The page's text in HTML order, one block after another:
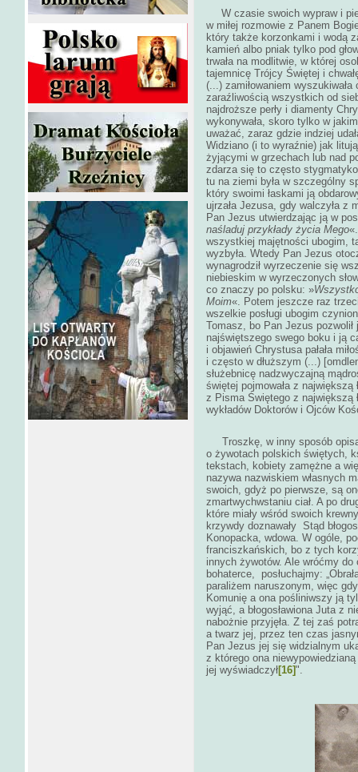
W czasie swoich wypraw i
w miłej rozmowie z Panem
który także korzonkami i wodą
kamień albo pniak tylko pod
trwała na modlitwie, w której
tajemnicę Trójcy Świętej i
(...) zamiłowaniem
zaraźliwością wszystkich od
najdroższe perły i diamenty
wykonywała, skoro tylko w
uważać, zaraz gdzie indziej
Widziano (i to wyraźnie) jak
żyjącymi w grzechach lub nad
zdarza się to często
tu na ziemi była w szczególny
który swoimi łaskami ją
ujrzała Jezusa, gdy walczyła z
Pan Jezus utwierdzając ją w
naśladuj przykłady życia Mego
wszystkiej majętności ubogim,
wyzbyła. Wtedy Pan Jezus
wynagrodził wyrzeczenie się
niebieskim w wyrzeczonych
co znaczy po polsku: »
Moim«. Potem jeszcze raz
wszelkie posługi ubogim
Tomasz, bo Pan Jezus
najświętszego swego boku i ją
i objawień Chrystusa pałała
i często w dłuższym (...)
służebnicę nadzwyczajną
świętej pojmowała z
z Pisma Świętego z największą
wykładów Doktorów i Ojców
Troszkę, w inny sposób
o żywotach polskich świętych,
tekstach, kobiety zamężne a
nazywa nazwiskiem własnych
swoich, gdyż po pierwsze, są
zmartwychwstaniu ciał. A po
które miały wśród swoich
krzywdy doznawały Stąd
Konopacka, wdowa. W ogóle,
franciszkańskich, bo z tych
innych żywotów. Ale wróćmy
bohaterce, posłuchajmy:
paraliżem naruszonym, więc
Komunię a ona pośliniwszy ją
wyjąć, a błogosławiona Juta z
nabożnie przyjęła. Z tej zaś
a twarz jej, przez ten czas
Pan Jezus jej się widzialnym
z którego ona
jej wyświadczył[16]".